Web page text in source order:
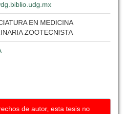
EN MEDICINA
ZOOTECNISTA
de autor, esta tesis no